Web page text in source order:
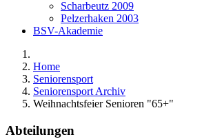
Scharbeutz 2009
Pelzerhaken 2003
BSV-Akademie
Home
Seniorensport
Seniorensport Archiv
Weihnachtsfeier Senioren "65+"
Abteilungen